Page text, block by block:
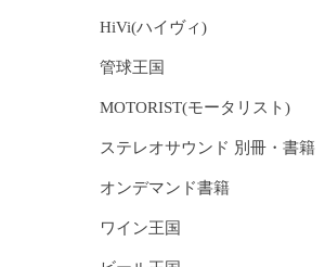
HiVi(ハイヴィ)
管球王国
MOTORIST(モータリスト)
ステレオサウンド 別冊・書籍
オンデマンド書籍
ワイン王国